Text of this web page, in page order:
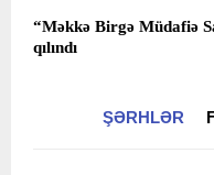
“Məkkə Birgə Müdafiə
qılındı
ŞƏRHLƏR